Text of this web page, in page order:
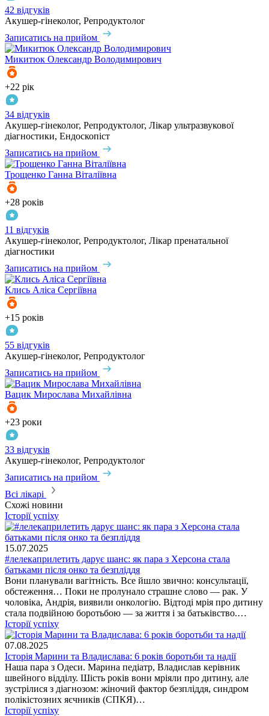
42 відгуків
Акушер-гінеколог, Репродуктолог
Записатись на прийом
Микитюк Олександр Володимирович
+22 рік
34 відгуків
Акушер-гінеколог, Репродуктолог, Лікар ультразвукової
діагностики, Ендоскопіст
Записатись на прийом
Трощенко Ганна Віталіївна
+28 років
11 відгуків
Акушер-гінеколог, Репродуктолог, Лікар пренатальної
діагностики
Записатись на прийом
Клись Аліса Сергіївна
+15 років
55 відгуків
Акушер-гінеколог, Репродуктолог
Записатись на прийом
Вацик Мирослава Михайлівна
+23 роки
33 відгуків
Акушер-гінеколог, Репродуктолог
Записатись на прийом
Всі лікарі
Схожі новини
Історії успіху
15.07.2025
#лелекаприлетить дарує шанс: як пара з Херсона стала
батьками після онко та безпліддя
Вони планували вагітність. Все йшло звично: консультації,
обстеження… Поки не пролунало страшне слово — рак. У
чоловіка, Андрія, виявили онкологію. Відтоді мрія про дитину
стала подвійною боротьбою — за життя і за батьківство.…
Історії успіху
07.08.2025
Історія Марини та Владислава: 6 років боротьби та надії
Наша пара з Одеси. Марина педіатр, Владислав керівник
швейного відділу. Шість років вони мріяли про дитину, але
зустрілися з діагнозом: жіночий фактор безпліддя, синдром
полікістозних яєчників (СПКЯ)…
Історії успіху